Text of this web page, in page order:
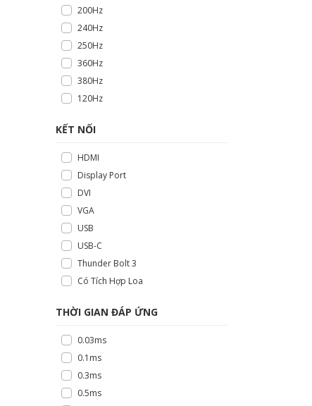
200Hz
240Hz
250Hz
360Hz
380Hz
120Hz
KẾT NỐI
HDMI
Display Port
DVI
VGA
USB
USB-C
Thunder Bolt 3
Có Tích Hợp Loa
THỜI GIAN ĐÁP ỨNG
0.03ms
0.1ms
0.3ms
0.5ms